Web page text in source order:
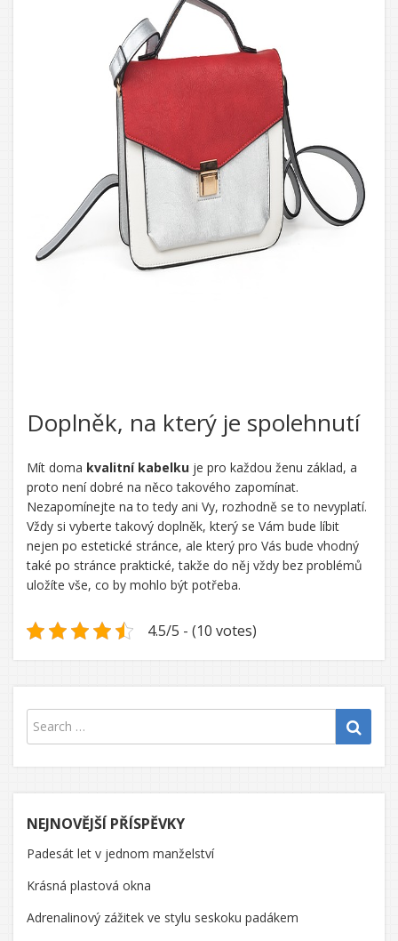
Doplněk, na který je spolehnutí
Mít doma kvalitní kabelku je pro každou ženu základ, a
proto není dobré na něco takového zapomínat.
Nezapomínejte na to tedy ani Vy, rozhodně se to nevyplatí.
Vždy si vyberte takový doplněk, který se Vám bude líbit
nejen po estetické stránce, ale který pro Vás bude vhodný
také po stránce praktické, takže do něj vždy bez problémů
uložíte vše, co by mohlo být potřeba.
4.5/5 - (10 votes)
NEJNOVĚJŠÍ PŘÍSPĚVKY
Padesát let v jednom manželství
Krásná plastová okna
Adrenalinový zážitek ve stylu seskoku padákem